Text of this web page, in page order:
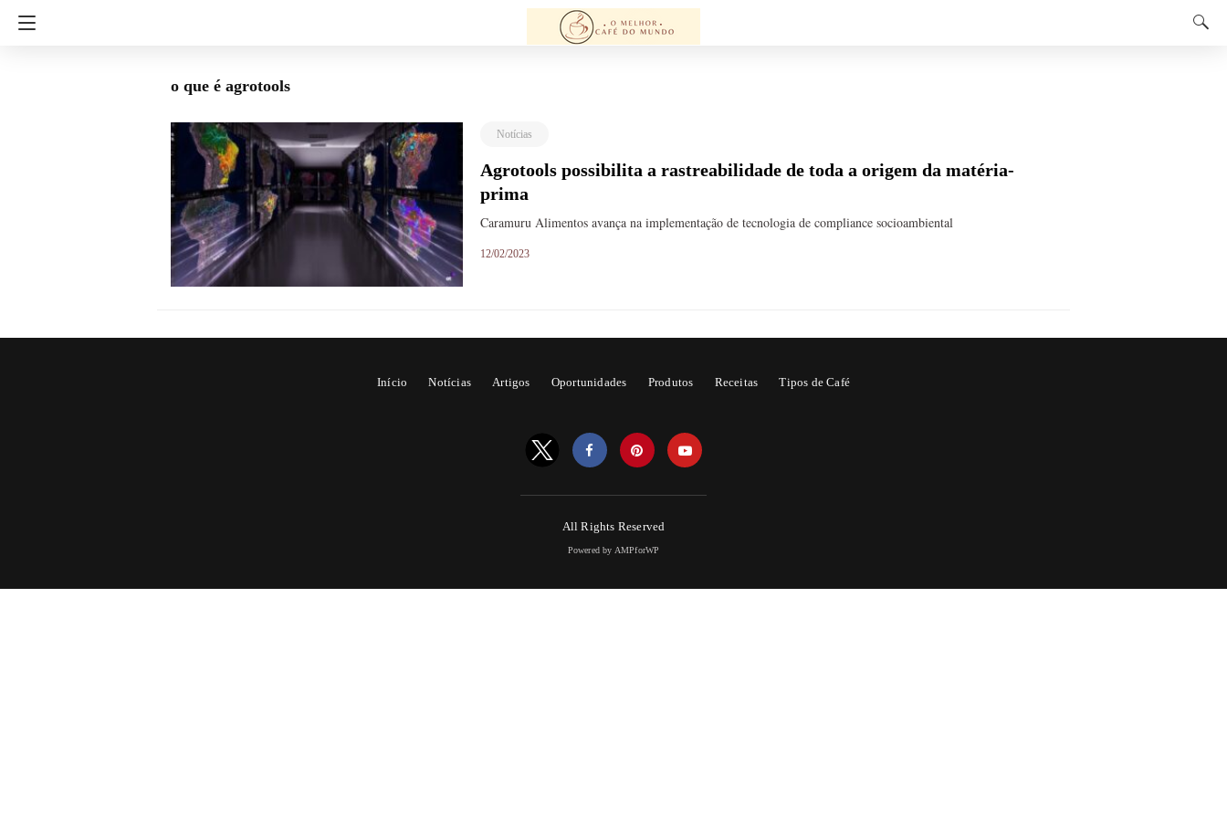
o que é agrotools
Notícias
Agrotools possibilita a rastreabilidade de toda a origem da matéria-
prima
Caramuru Alimentos avança na implementação de tecnologia de compliance socioambiental
12/02/2023
Início Notícias Artigos Oportunidades Produtos Receitas Tipos de Café
All Rights Reserved
Powered by AMPforWP